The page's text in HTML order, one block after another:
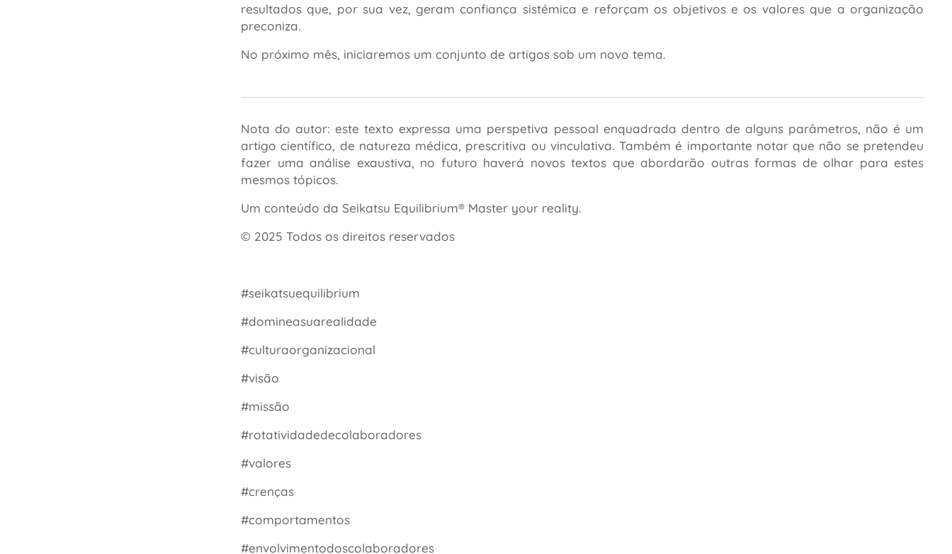
resultados que, por sua vez, geram confiança sistémica e reforçam os objetivos e os valores que a organização
preconiza.
No próximo mês, iniciaremos um conjunto de artigos sob um novo tema.
Nota do autor: este texto expressa uma perspetiva pessoal enquadrada dentro de alguns parâmetros, não é um
artigo científico, de natureza médica, prescritiva ou vinculativa. Também é importante notar que não se pretendeu
fazer uma análise exaustiva, no futuro haverá novos textos que abordarão outras formas de olhar para estes
mesmos tópicos.
Um conteúdo da Seikatsu Equilibrium® Master your reality.
© 2025 Todos os direitos reservados
#seikatsuequilibrium
#domineasuarealidade
#culturaorganizacional
#visão
#missão
#rotatividadedecolaboradores
#valores
#crenças
#comportamentos
#envolvimentodoscolaboradores